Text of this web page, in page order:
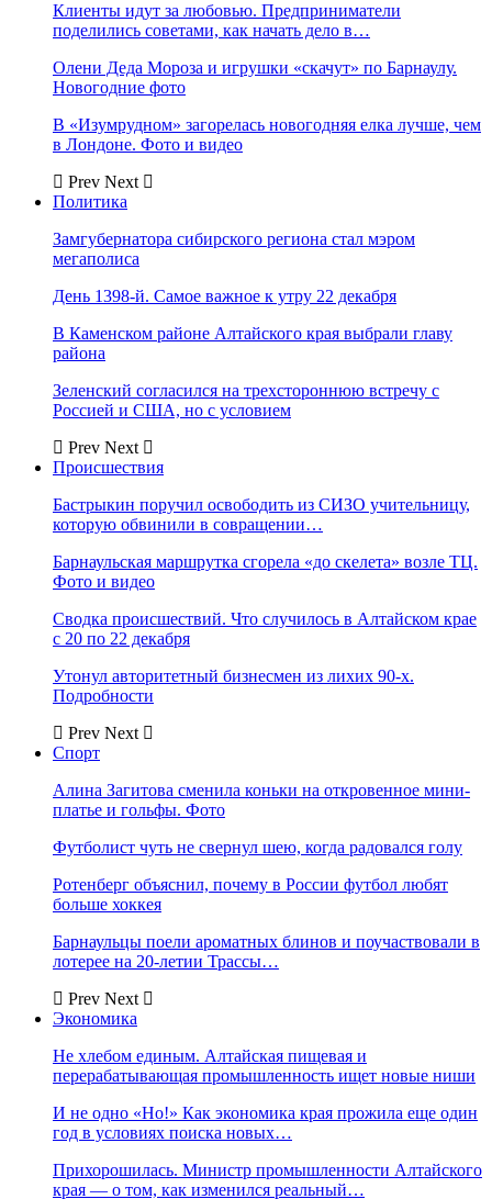
Клиенты идут за любовью. Предприниматели
поделились советами, как начать дело в…
Олени Деда Мороза и игрушки «скачут» по Барнаулу.
Новогодние фото
В «Изумрудном» загорелась новогодняя елка лучше, чем
в Лондоне. Фото и видео
Prev Next
Политика
Замгубернатора сибирского региона стал мэром
мегаполиса
День 1398-й. Самое важное к утру 22 декабря
В Каменском районе Алтайского края выбрали главу
района
Зеленский согласился на трехстороннюю встречу с
Россией и США, но с условием
Prev Next
Происшествия
Бастрыкин поручил освободить из СИЗО учительницу,
которую обвинили в совращении…
Барнаульская маршрутка сгорела «до скелета» возле ТЦ.
Фото и видео
Сводка происшествий. Что случилось в Алтайском крае
с 20 по 22 декабря
Утонул авторитетный бизнесмен из лихих 90-х.
Подробности
Prev Next
Спорт
Алина Загитова сменила коньки на откровенное мини-
платье и гольфы. Фото
Футболист чуть не свернул шею, когда радовался голу
Ротенберг объяснил, почему в России футбол любят
больше хоккея
Барнаульцы поели ароматных блинов и поучаствовали в
лотерее на 20-летии Трассы…
Prev Next
Экономика
Не хлебом единым. Алтайская пищевая и
перерабатывающая промышленность ищет новые ниши
И не одно «Но!» Как экономика края прожила еще один
год в условиях поиска новых…
Прихорошилась. Министр промышленности Алтайского
края — о том, как изменился реальный…